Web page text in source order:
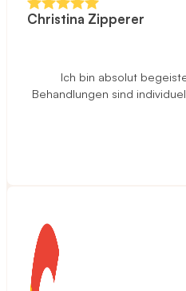
Christina Zipperer
Ich bin absolut
Behandlungen sind